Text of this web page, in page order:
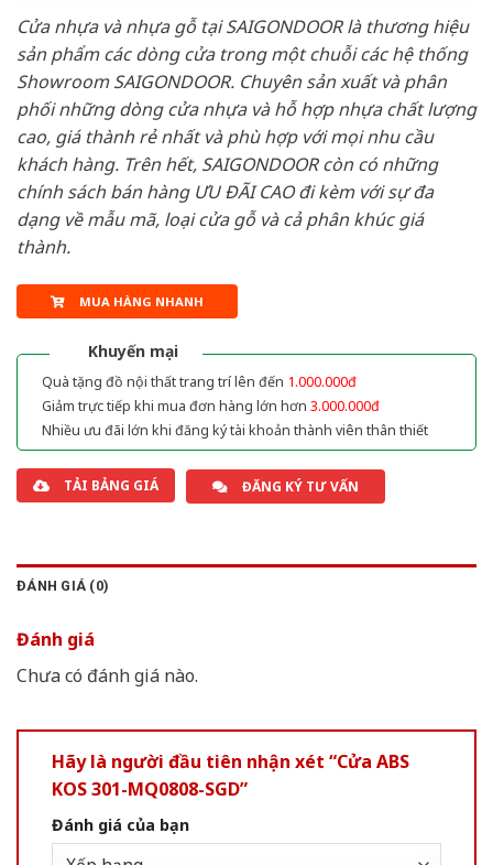
Cửa nhựa và nhựa gỗ tại SAIGONDOOR là thương hiệu
sản phẩm các dòng cửa trong một chuỗi các hệ thống
Showroom SAIGONDOOR. Chuyên sản xuất và phân
phối những dòng cửa nhựa và hỗ hợp nhựa chất lượng
cao, giá thành rẻ nhất và phù hợp với mọi nhu cầu
khách hàng. Trên hết, SAIGONDOOR còn có những
chính sách bán hàng ƯU ĐÃI CAO đi kèm với sự đa
dạng về mẫu mã, loại cửa gỗ và cả phân khúc giá
thành.
MUA HÀNG NHANH
Khuyến mại
Quà tặng đồ nội thất trang trí lên đến 1.000.000đ
Giảm trực tiếp khi mua đơn hàng lớn hơn 3.000.000đ
Nhiều ưu đãi lớn khi đăng ký tài khoản thành viên thân thiết
TẢI BẢNG GIÁ ĐĂNG KÝ TƯ VẤN
ĐÁNH GIÁ (0)
Đánh giá
Chưa có đánh giá nào.
Hãy là người đầu tiên nhận xét “Cửa ABS
KOS 301-MQ0808-SGD”
Đánh giá của bạn